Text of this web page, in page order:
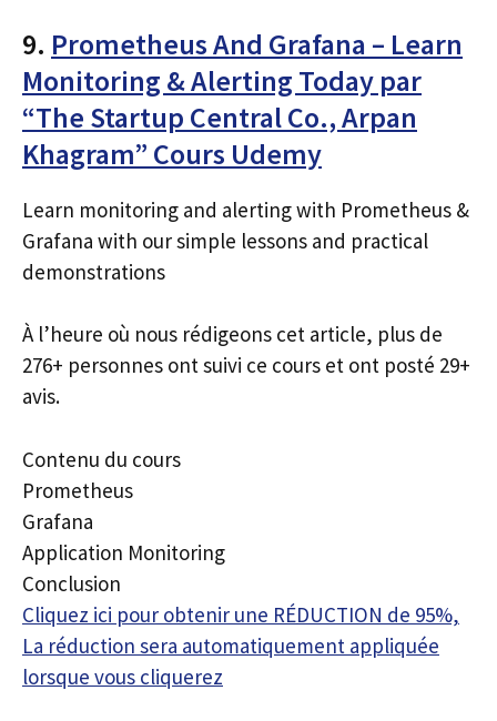
9. Prometheus And Grafana – Learn
Monitoring & Alerting Today par
“The Startup Central Co., Arpan
Khagram” Cours Udemy
Learn monitoring and alerting with Prometheus &
Grafana with our simple lessons and practical
demonstrations
À l’heure où nous rédigeons cet article, plus de
276+ personnes ont suivi ce cours et ont posté 29+
avis.
Contenu du cours
Prometheus
Grafana
Application Monitoring
Conclusion
Cliquez ici pour obtenir une RÉDUCTION de 95%,
La réduction sera automatiquement appliquée
lorsque vous cliquerez